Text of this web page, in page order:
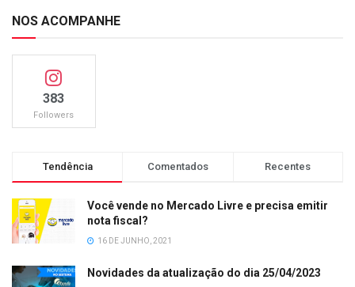
NOS ACOMPANHE
383
Followers
Tendência Comentados Recentes
Você vende no Mercado Livre e precisa emitir
nota fiscal?
16 DE JUNHO, 2021
Novidades da atualização do dia 25/04/2023